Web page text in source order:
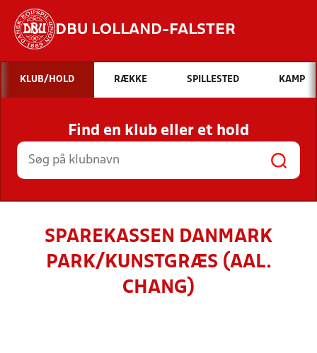
DBU LOLLAND-FALSTER
Hvad vil du søge efter?
INDHOLD OG NYHEDER
STILLINGER, RESULTATER, KLUBBER OG
HOLD
KLUB/HOLD RÆKKE SPILLESTED KAMP
Find en klub eller et hold
SPAREKASSEN DANMARK
PARK/KUNSTGRÆS (AAL.
CHANG)